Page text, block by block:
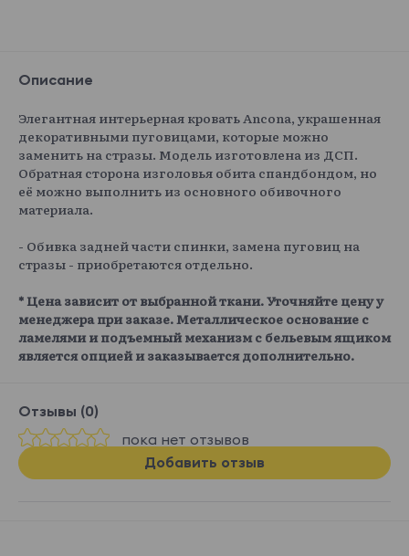
Описание
Элегантная интерьерная кровать Ancona, украшенная
декоративными пуговицами, которые можно
заменить на стразы. Модель изготовлена из ДСП.
Обратная сторона изголовья обита спандбондом, но
её можно выполнить из основного обивочного
материала.
- Обивка задней части спинки, замена пуговиц на
стразы - приобретаются отдельно.
* Цена зависит от выбранной ткани. Уточняйте цену у
менеджера при заказе. Металлическое основание с
ламелями и подъемный механизм с бельевым ящиком
является опцией и заказывается дополнительно.
Отзывы (0)
пока нет отзывов
Добавить отзыв